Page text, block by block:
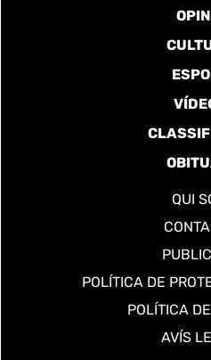
QUI
POLÍTICA DE
POLÍTICA
AVÍS